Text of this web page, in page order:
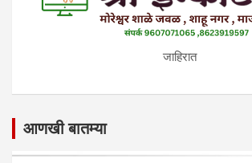
जाहिरात
आणखी बातम्या